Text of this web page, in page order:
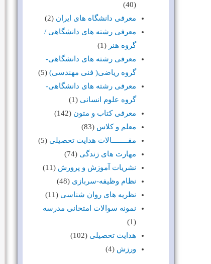
(40)
معرفی دانشگاه های ایران (2)
معرفی رشته های دانشگاهی /
گروه هنر (1)
معرفی رشته های دانشگاهی-
گروه ریاضی( فنی مهندسی) (5)
معرفی رشته های دانشگاهی-
گروه علوم انسانی (1)
معرفی کتاب و متون (142)
معلم و کلاس (83)
مقــــــــالات هدایت تحصیلی (5)
مهارت های زندگی (74)
نشریات آموزش و پرورش (11)
نظام وظیفه-سربازی (48)
نظریه های روان شناسی (11)
نمونه سوالات امتحانی مدرسه
(1)
هدایت تحصیلی (102)
ورزش (4)